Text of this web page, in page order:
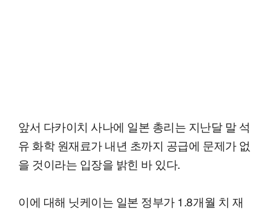
앞서 다카이치 사나에 일본 총리는 지난달 말 석
유 화학 원재료가 내년 초까지 공급에 문제가 없
을 것이라는 입장을 밝힌 바 있다.
이에 대해 닛케이는 일본 정부가 1.8개월 치 재